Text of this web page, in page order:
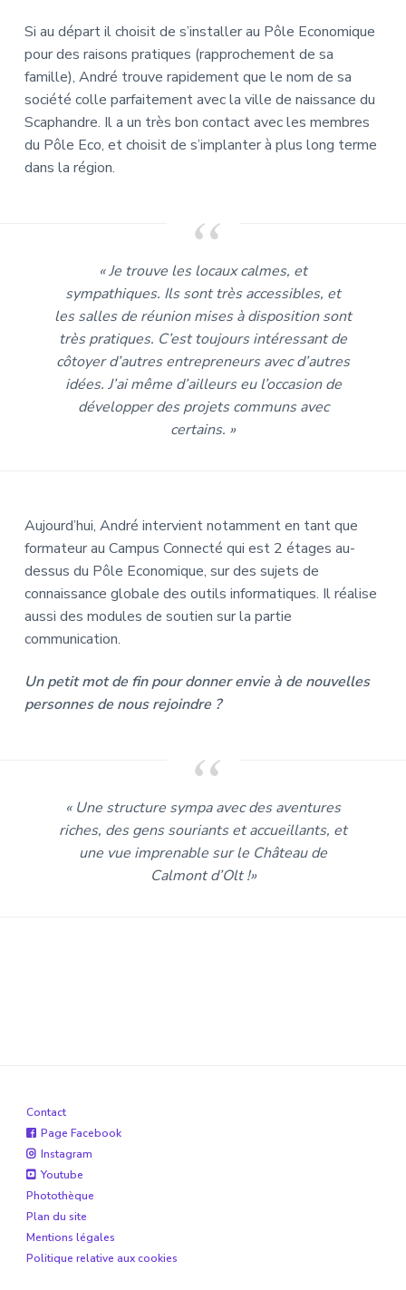
Si au départ il choisit de s’installer au Pôle Economique
pour des raisons pratiques (rapprochement de sa
famille), André trouve rapidement que le nom de sa
société colle parfaitement avec la ville de naissance du
Scaphandre. Il a un très bon contact avec les membres
du Pôle Eco, et choisit de s’implanter à plus long terme
dans la région.
« Je trouve les locaux calmes, et
sympathiques. Ils sont très accessibles, et
les salles de réunion mises à disposition sont
très pratiques. C’est toujours intéressant de
côtoyer d’autres entrepreneurs avec d’autres
idées. J’ai même d’ailleurs eu l’occasion de
développer des projets communs avec
certains. »
Aujourd’hui, André intervient notamment en tant que
formateur au Campus Connecté qui est 2 étages au-
dessus du Pôle Economique, sur des sujets de
connaissance globale des outils informatiques. Il réalise
aussi des modules de soutien sur la partie
communication.
Un petit mot de fin pour donner envie à de nouvelles
personnes de nous rejoindre ?
« Une structure sympa avec des aventures
riches, des gens souriants et accueillants, et
une vue imprenable sur le Château de
Calmont d’Olt !»
Contact
Page Facebook
Instagram
Youtube
Photothèque
Plan du site
Mentions légales
Politique relative aux cookies